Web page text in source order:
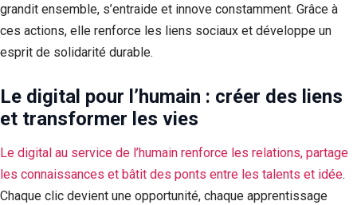
grandit ensemble, s’entraide et innove constamment. Grâce à
ces actions, elle renforce les liens sociaux et développe un
esprit de solidarité durable.
Le digital pour l’humain : créer des liens
et transformer les vies
Le digital au service de l’humain renforce les relations, partage
les connaissances et bâtit des ponts entre les talents et idée.
Chaque clic devient une opportunité, chaque apprentissage